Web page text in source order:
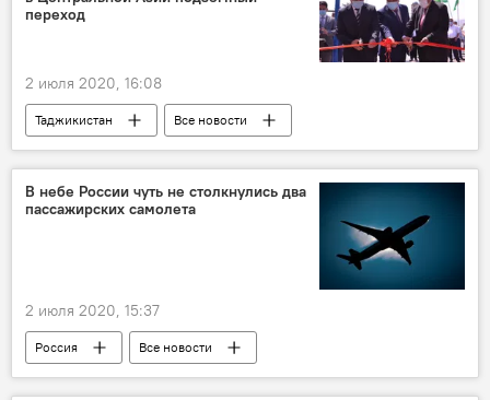
переход
2 июля 2020, 16:08
Таджикистан
Все новости
Новости Худжанда и Согдийской области
В небе России чуть не столкнулись два
пассажирских самолета
2 июля 2020, 15:37
Россия
Все новости
Происшествия, ЧП, криминал
самолет